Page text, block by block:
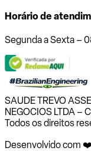
Horário de
Segunda a Sexta –
SAUDE TREVO
NEGOCIOS LTDA
Todos os direitos
Desenvolvido com